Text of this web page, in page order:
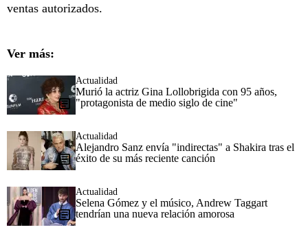
ventas autorizados.
Ver más:
Actualidad
Murió la actriz Gina Lollobrigida con 95 años,
"protagonista de medio siglo de cine"
Actualidad
Alejandro Sanz envía "indirectas" a Shakira tras el
éxito de su más reciente canción
Actualidad
Selena Gómez y el músico, Andrew Taggart
tendrían una nueva relación amorosa